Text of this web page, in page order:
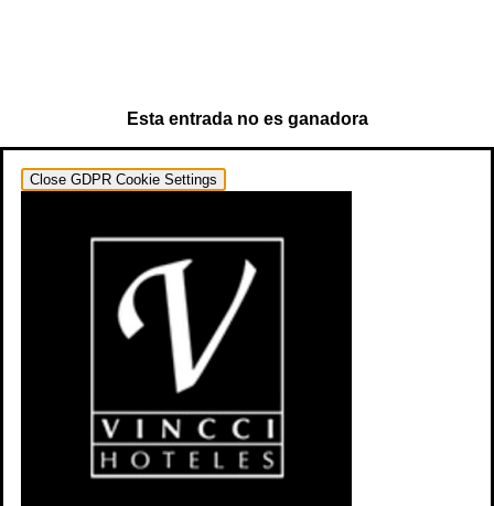
Esta entrada no es ganadora
Close GDPR Cookie Settings